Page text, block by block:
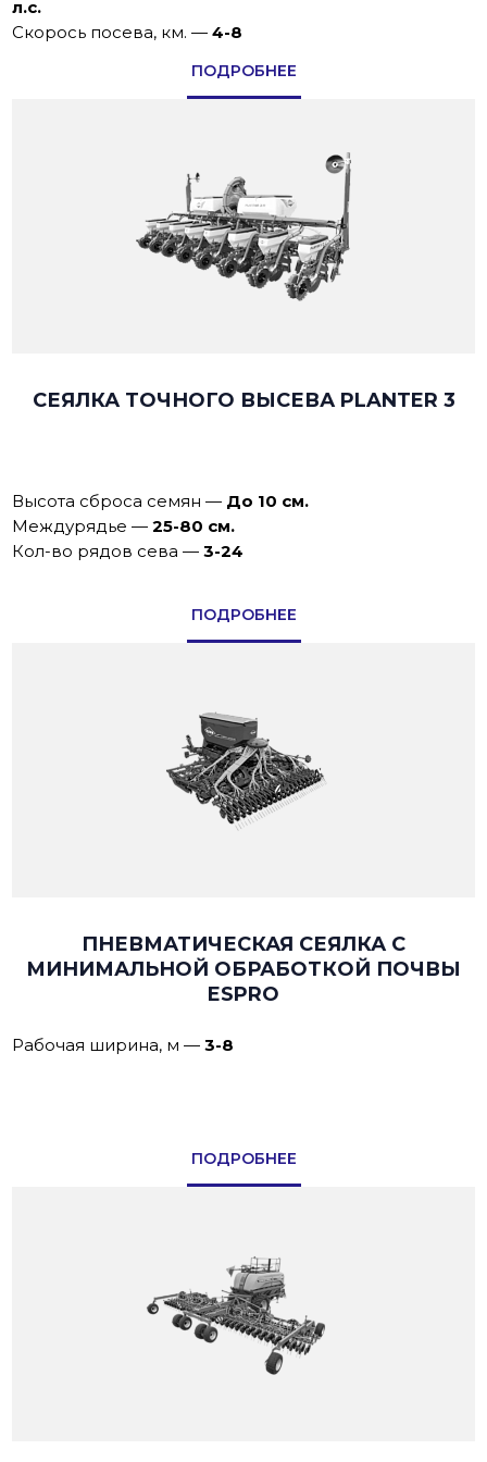
л.с.
Скорось посева, км. —4-8
ПОДРОБНЕЕ
СЕЯЛКА ТОЧНОГО ВЫСЕВА PLANTER 3
Высота сброса семян — До 10 см.
Междурядье —25-80 см.
Кол-во рядов сева —3-24
ПОДРОБНЕЕ
ПНЕВМАТИЧЕСКАЯ СЕЯЛКА С
МИНИМАЛЬНОЙ ОБРАБОТКОЙ ПОЧВЫ
ESPRO
Рабочая ширина, м —3-8
ПОДРОБНЕЕ